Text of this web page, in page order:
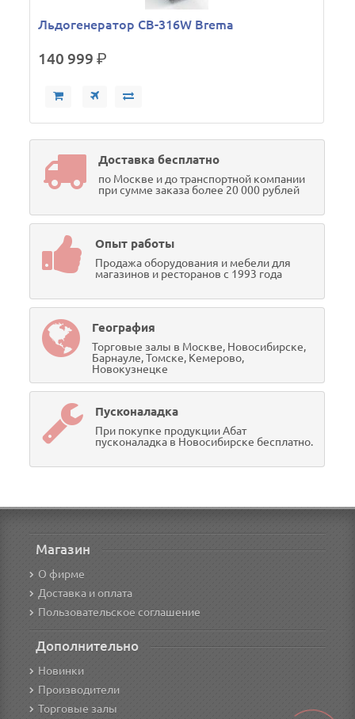
Льдогенератор СВ-316W Brema
140 999р.
Доставка бесплатно
по Москве и до транспортной компании
при сумме заказа более 20 000 рублей
Опыт работы
Продажа оборудования и мебели для
магазинов и ресторанов с 1993 года
География
Торговые залы в Москве, Новосибирске,
Барнауле, Томске, Кемерово,
Новокузнецке
Пусконаладка
При покупке продукции Абат
пусконаладка в Новосибирске бесплатно.
Магазин
О фирме
Доставка и оплата
Пользовательское соглашение
Дополнительно
Новинки
Производители
Торговые залы